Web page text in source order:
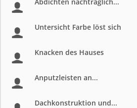
Untersicht Farbe löst sich
Knacken des Hauses
Anputzleisten an...
Dachkonstruktion und...